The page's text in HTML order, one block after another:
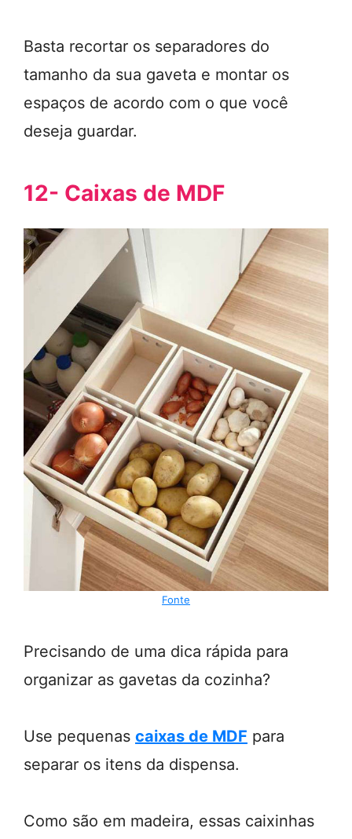
Basta recortar os separadores do
tamanho da sua gaveta e montar os
espaços de acordo com o que você
deseja guardar.
12- Caixas de MDF
Fonte
Precisando de uma dica rápida para
organizar as gavetas da cozinha?
Use pequenas caixas de MDF para
separar os itens da dispensa.
Como são em madeira, essas caixinhas